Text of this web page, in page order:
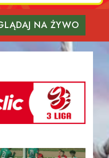
NA ŻYWO